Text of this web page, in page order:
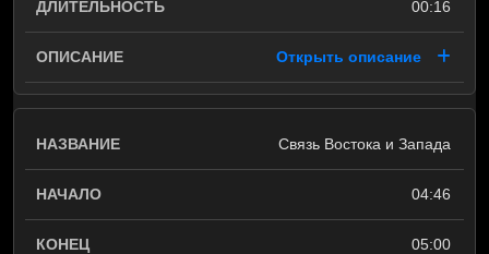
00:16
Открыть описание
Связь Востока и Запада
04:46
05:00